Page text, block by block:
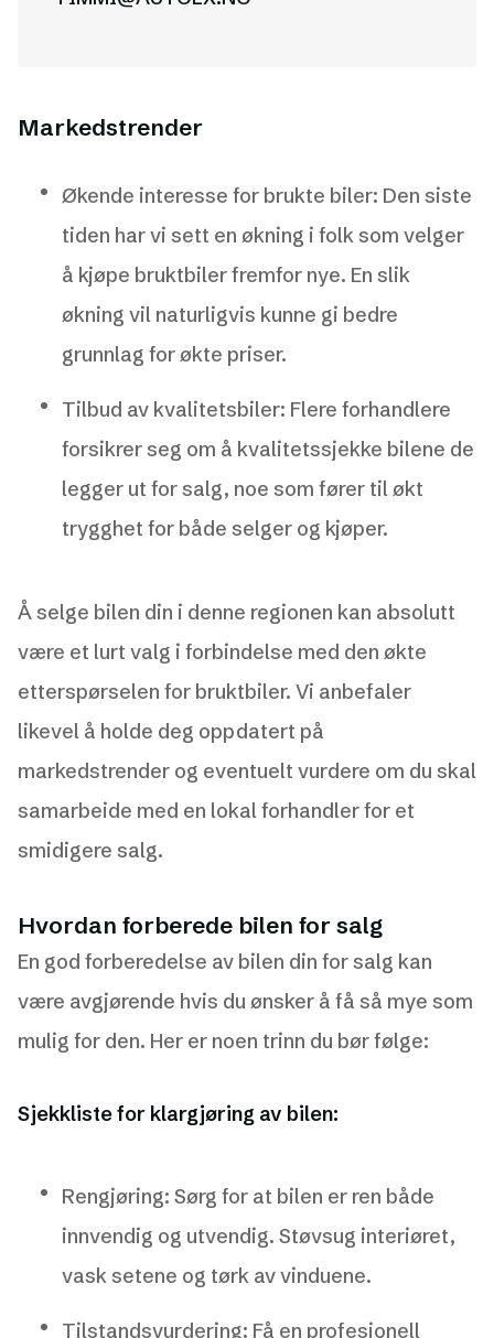
Markedstrender
Økende interesse for brukte biler: Den siste
tiden har vi sett en økning i folk som velger
å kjøpe bruktbiler fremfor nye. En slik
økning vil naturligvis kunne gi bedre
grunnlag for økte priser.
Tilbud av kvalitetsbiler: Flere forhandlere
forsikrer seg om å kvalitetssjekke bilene de
legger ut for salg, noe som fører til økt
trygghet for både selger og kjøper.
Å selge bilen din i denne regionen kan absolutt
være et lurt valg i forbindelse med den økte
etterspørselen for bruktbiler. Vi anbefaler
likevel å holde deg oppdatert på
markedstrender og eventuelt vurdere om du skal
samarbeide med en lokal forhandler for et
smidigere salg.
Hvordan forberede bilen for salg
En god forberedelse av bilen din for salg kan
være avgjørende hvis du ønsker å få så mye som
mulig for den. Her er noen trinn du bør følge:
Sjekkliste for klargjøring av bilen:
Rengjøring: Sørg for at bilen er ren både
innvendig og utvendig. Støvsug interiøret,
vask setene og tørk av vinduene.
Tilstandsvurdering: Få en profesjonell